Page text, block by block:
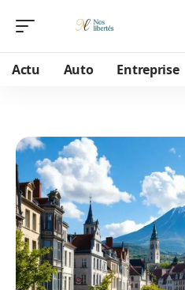
Actu Auto Entreprise